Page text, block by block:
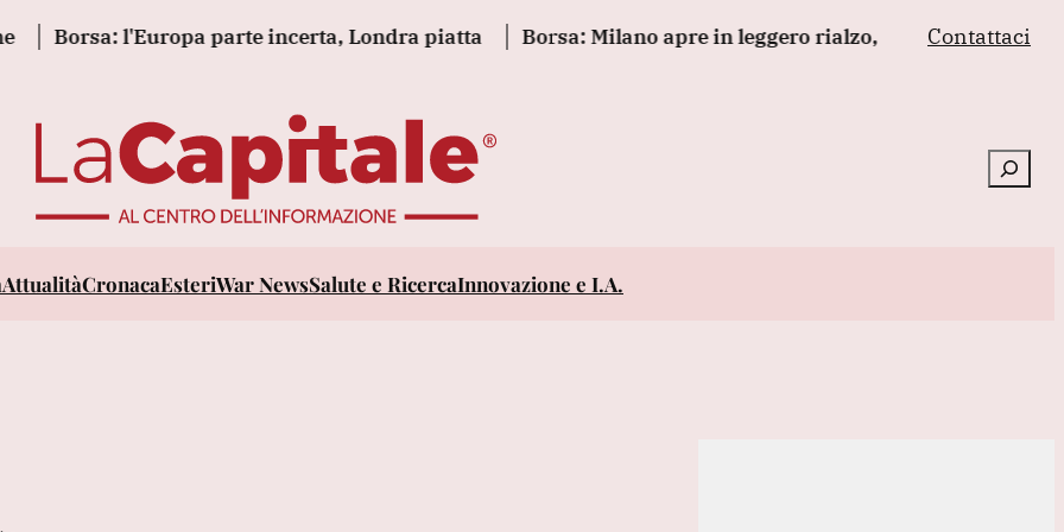
l'Europa parte incerta, Londra piatta Borsa: Milano apre in leggero rialzo, Ftse Mib +0,22%
Contattaci
Cerca
AttualitàCronacaEsteriWar NewsSalute e RicercaInnovazione e I.A.